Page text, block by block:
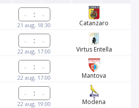
:
21 aug, 18:30 Catanzaro
:
22 aug, 17:00 Virtus Entella
:
22 aug, 17:00 Mantova
:
22 aug, 19:00 Modena